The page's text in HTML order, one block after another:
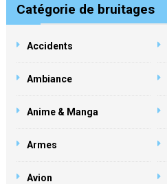
Catégorie de bruitages
Accidents
Ambiance
Anime & Manga
Armes
Avion